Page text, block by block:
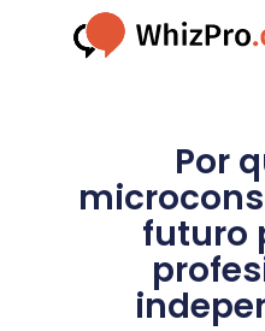
Por
futuro